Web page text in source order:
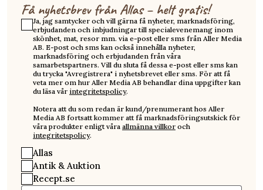
Få nyhetsbrev från Allas – helt gratis!
Ja, jag samtycker och vill gärna få nyheter, marknadsföring,
erbjudanden och inbjudningar till specialevenemang inom
skönhet, mat, resor mm. via e-post eller sms från Aller Media
AB. E-post och sms kan också innehålla nyheter,
marknadsföring och erbjudanden från våra
samarbetspartners. Vill du sluta få dessa e-post eller sms kan
du trycka "Avregistrera" i nyhetsbrevet eller sms. För att få
veta mer om hur Aller Media AB behandlar dina uppgifter kan
du läsa vår integritetspolicy.
Notera att du som redan är kund/prenumerant hos Aller
Media AB fortsatt kommer att få marknadsföringsutskick för
våra produkter enligt våra allmänna villkor och
integritetspolicy.
Allas
Antik & Auktion
Recept.se